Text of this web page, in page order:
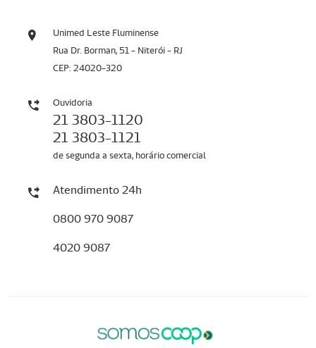
Unimed Leste Fluminense
Rua Dr. Borman, 51 - Niterói - RJ
CEP: 24020-320
Ouvidoria
21 3803-1120
21 3803-1121
de segunda a sexta, horário comercial
Atendimento 24h
0800 970 9087
4020 9087